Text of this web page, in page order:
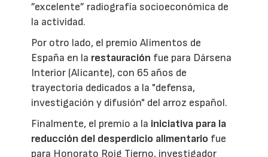
”excelente” radiografía socioeconómica de
la actividad.
Por otro lado, el premio Alimentos de
España en la restauración fue para Dársena
Interior (Alicante), con 65 años de
trayectoria dedicados a la "defensa,
investigación y difusión" del arroz español.
Finalmente, el premio a la iniciativa para la
reducción del desperdicio alimentario fue
para Honorato Roig Tierno, investigador